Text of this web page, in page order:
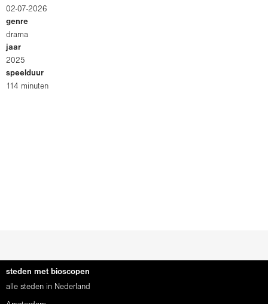
02-07-2026
genre
drama
jaar
2025
speelduur
114 minuten
steden met bioscopen
alle steden in Nederland